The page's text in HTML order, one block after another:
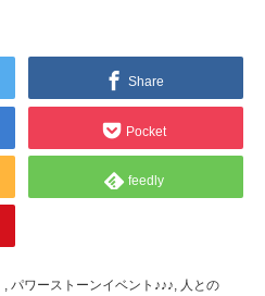
Share
Pocket
feedly
パワーストーンイベント♪♪♪
人との